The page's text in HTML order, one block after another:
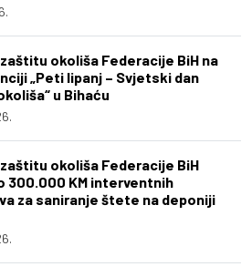
okoliša Federacije BiH na
„Peti lipanj – Svjetski dan
u Bihaću
okoliša Federacije BiH
300.000 KM interventnih
za saniranje štete na deponiji